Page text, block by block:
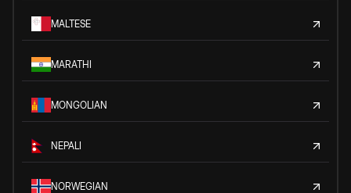
MALTESE
MARATHI
MONGOLIAN
NEPALI
NORWEGIAN